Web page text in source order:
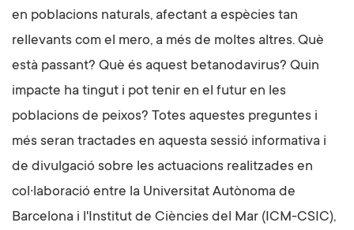
en poblacions naturals, afectant a espècies tan
rellevants com el mero, a més de moltes altres. Què
està passant? Què és aquest betanodavirus? Quin
impacte ha tingut i pot tenir en el futur en les
poblacions de peixos? Totes aquestes preguntes i
més seran tractades en aquesta sessió informativa i
de divulgació sobre les actuacions realitzades en
col·laboració entre la Universitat Autònoma de
Barcelona i l'Institut de Ciències del Mar (ICM-CSIC),